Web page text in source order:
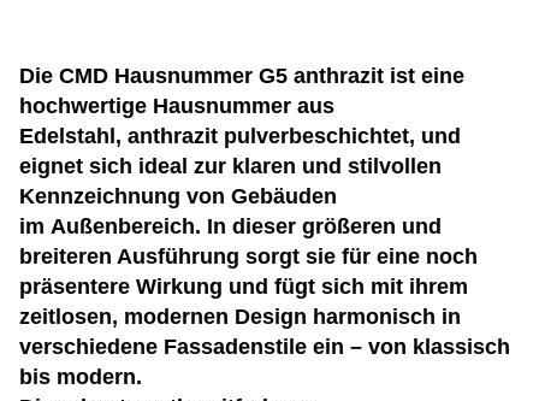
Die CMD Hausnummer G5 anthrazit ist eine
hochwertige Hausnummer aus
Edelstahl, anthrazit pulverbeschichtet, und
eignet sich ideal zur klaren und stilvollen
Kennzeichnung von Gebäuden
im Außenbereich. In dieser größeren und
breiteren Ausführung sorgt sie für eine noch
präsentere Wirkung und fügt sich mit ihrem
zeitlosen, modernen Design harmonisch in
verschiedene Fassadenstile ein – von klassisch
bis modern.